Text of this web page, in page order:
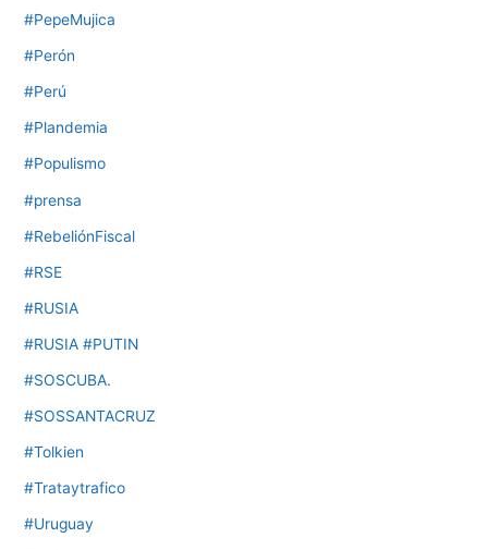
#PepeMujica
#Perón
#Perú
#Plandemia
#Populismo
#prensa
#RebeliónFiscal
#RSE
#RUSIA
#RUSIA #PUTIN
#SOSCUBA.
#SOSSANTACRUZ
#Tolkien
#Trataytrafico
#Uruguay